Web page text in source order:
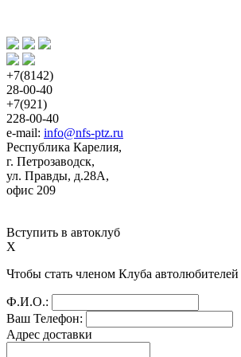
+7(8142)
28-00-40
+7(921)
228-00-40
e-mail: info@nfs-ptz.ru
Республика Карелия,
г. Петрозаводск,
ул. Правды, д.28А,
офис 209
Вступить в автоклуб
X
Чтобы стать членом Клуба
Ф.И.О.:
Ваш Телефон:
Адрес доставки